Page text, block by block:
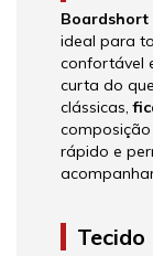
Boardshort
ideal para
confortável
curta do
clássicas,
rápido e
Tecido